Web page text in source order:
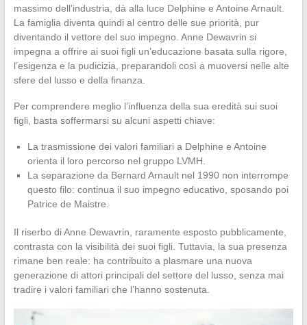
massimo dell’industria, dà alla luce Delphine e Antoine Arnault.
La famiglia diventa quindi al centro delle sue priorità, pur
diventando il vettore del suo impegno. Anne Dewavrin si
impegna a offrire ai suoi figli un’educazione basata sulla rigore,
l’esigenza e la pudicizia, preparandoli così a muoversi nelle alte
sfere del lusso e della finanza.
Per comprendere meglio l’influenza della sua eredità sui suoi
figli, basta soffermarsi su alcuni aspetti chiave:
La trasmissione dei valori familiari a Delphine e Antoine
orienta il loro percorso nel gruppo LVMH.
La separazione da Bernard Arnault nel 1990 non interrompe
questo filo: continua il suo impegno educativo, sposando poi
Patrice de Maistre.
Il riserbo di Anne Dewavrin, raramente esposto pubblicamente,
contrasta con la visibilità dei suoi figli. Tuttavia, la sua presenza
rimane ben reale: ha contribuito a plasmare una nuova
generazione di attori principali del settore del lusso, senza mai
tradire i valori familiari che l’hanno sostenuta.